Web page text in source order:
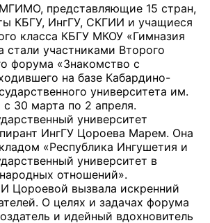
представляющие 15 стран,
КБГУ, ИнгГУ, СКГИИ и учащиеся
класса КБГУ МКОУ «Гимназия
стали участниками Второго
форума «Знакомство с
на базе Кабардино-
университета им.
30 марта по 2 апреля.
университет
ИнгГУ Цороева Марем. Она
«Республика Ингушетия и
университет в
отношений».
Цороевой вызвала искренний
О целях и задачах форума
и идейный вдохновитель